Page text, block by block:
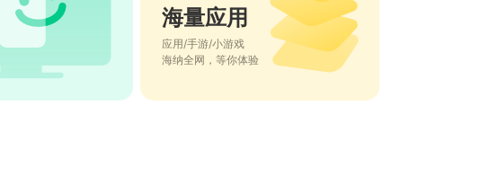
海量应用
应用/手游/小游戏
海纳全网，等你体验